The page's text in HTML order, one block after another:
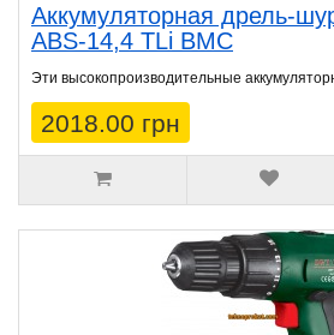
Аккумуляторная дрель-
ABS-14,4 TLi BMC
Эти высокопроизводительные
2018.00 грн